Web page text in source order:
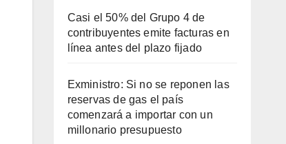
Casi el 50% del Grupo 4 de
contribuyentes emite facturas en
línea antes del plazo fijado
Exministro: Si no se reponen las
reservas de gas el país
comenzará a importar con un
millonario presupuesto